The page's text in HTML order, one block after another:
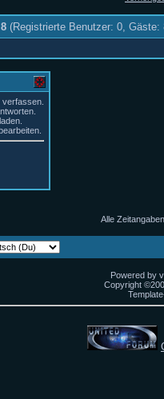
(Registrierte Benutzer: 0, Gäste:
verfassen.
Alle
Powered by
Copyright